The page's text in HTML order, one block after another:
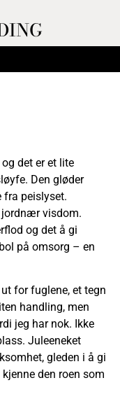
det er et lite
Den gløder
fra peislyset.
jordnær visdom.
og det å gi
på omsorg – en
for fuglene, et tegn
handling, men
jeg har nok. Ikke
Juleeneket
gleden i å gi
den roen som